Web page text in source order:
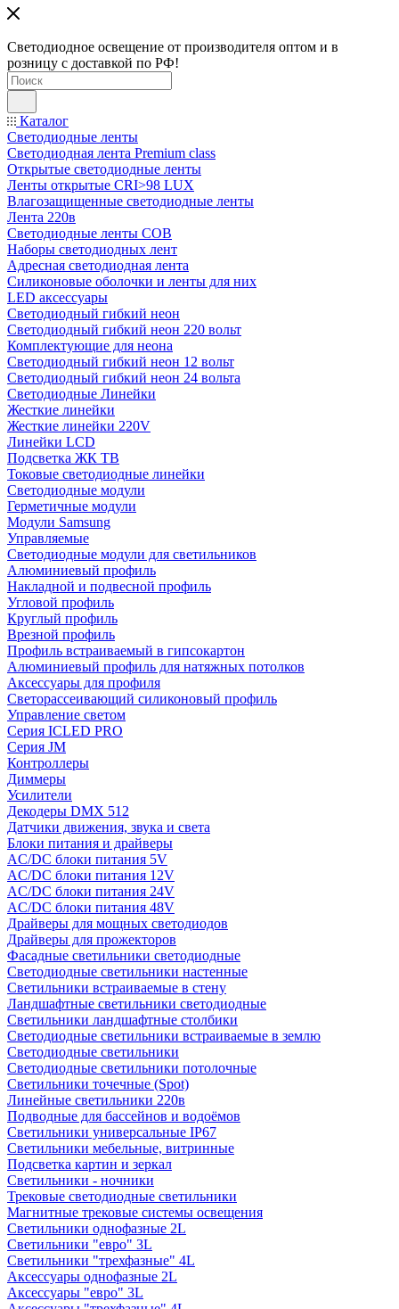
Светодиодное освещение от производителя оптом и в
розницу с доставкой по РФ!
Каталог
Светодиодные ленты
Светодиодная лента Premium class
Открытые светодиодные ленты
Ленты открытые CRI>98 LUX
Влагозащищенные светодиодные ленты
Лента 220в
Светодиодные ленты COB
Наборы светодиодных лент
Адресная светодиодная лента
Силиконовые оболочки и ленты для них
LED аксессуары
Светодиодный гибкий неон
Светодиодный гибкий неон 220 вольт
Комплектующие для неона
Светодиодный гибкий неон 12 вольт
Светодиодный гибкий неон 24 вольта
Светодиодные Линейки
Жесткие линейки
Жесткие линейки 220V
Линейки LCD
Подсветка ЖК ТВ
Токовые светодиодные линейки
Светодиодные модули
Герметичные модули
Модули Samsung
Управляемые
Светодиодные модули для светильников
Алюминиевый профиль
Накладной и подвесной профиль
Угловой профиль
Круглый профиль
Врезной профиль
Профиль встраиваемый в гипсокартон
Алюминиевый профиль для натяжных потолков
Аксессуары для профиля
Светорассеивающий силиконовый профиль
Управление светом
Серия ICLED PRO
Серия JM
Контроллеры
Диммеры
Усилители
Декодеры DMX 512
Датчики движения, звука и света
Блоки питания и драйверы
AC/DC блоки питания 5V
AC/DC блоки питания 12V
AC/DC блоки питания 24V
AC/DC блоки питания 48V
Драйверы для мощных светодиодов
Драйверы для прожекторов
Фасадные светильники светодиодные
Светодиодные светильники настенные
Светильники встраиваемые в стену
Ландшафтные светильники светодиодные
Светильники ландшафтные столбики
Светодиодные светильники встраиваемые в землю
Светодиодные светильники
Светодиодные светильники потолочные
Светильники точечные (Spot)
Линейные светильники 220в
Подводные для бассейнов и водоёмов
Светильники универсальные IP67
Светильники мебельные, витринные
Подсветка картин и зеркал
Светильники - ночники
Трековые светодиодные светильники
Магнитные трековые системы освещения
Светильники однофазные 2L
Светильники "евро" 3L
Светильники "трехфазные" 4L
Аксессуары однофазные 2L
Аксессуары "евро" 3L